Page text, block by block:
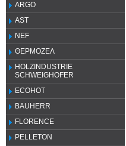
ARGO
AST
NEF
ΘΕΡΜΟΖΕΛ
HOLZINDUSTRIE
SCHWEIGHOFER
ECOHOT
BAUHERR
FLORENCE
PELLETON